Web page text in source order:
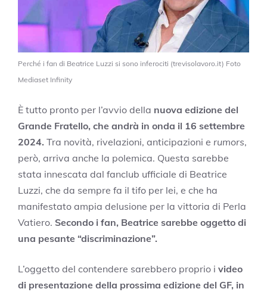
Perché i fan di Beatrice Luzzi si sono inferociti (trevisolavoro.it) Foto
Mediaset Infinity
È tutto pronto per l’avvio della nuova edizione del
Grande Fratello, che andrà in onda il 16 settembre
2024. Tra novità, rivelazioni, anticipazioni e rumors,
però, arriva anche la polemica. Questa sarebbe
stata innescata dal fanclub ufficiale di Beatrice
Luzzi, che da sempre fa il tifo per lei, e che ha
manifestato ampia delusione per la vittoria di Perla
Vatiero. Secondo i fan, Beatrice sarebbe oggetto di
una pesante “discriminazione”.
L’oggetto del contendere sarebbero proprio i video
di presentazione della prossima edizione del GF, in